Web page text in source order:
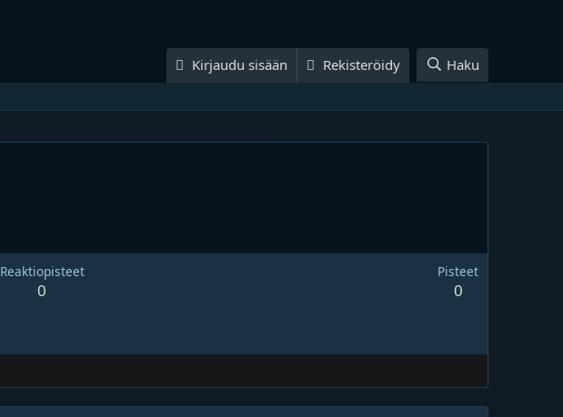
Kirjaudu sisään Rekisteröidy Haku
Reaktiopisteet
0
Pisteet
0